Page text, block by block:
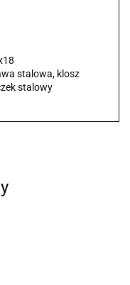
stalowa, klosz
stalowy